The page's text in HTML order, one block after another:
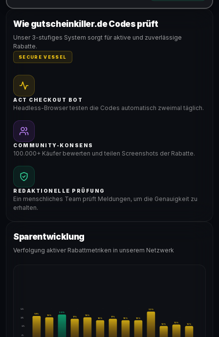
Gültig für teilnehmende Produkte
Wie gutscheinkiller.de Codes prüft
Unser 3-stufiges System sorgt für aktive und zuverlässige
Rabatte.
SECURE VESSEL
ACT CHECKOUT BOT
Headless-Browser testen die Codes automatisch zweimal täglich.
COMMUNITY-KONSENS
100.000+ Käufer bewerten und teilen Screenshots der Rabatte.
REDAKTIONELLE PRÜFUNG
Ein menschliches Team prüft Meldungen, um die Genauigkeit zu
erhalten.
Sparentwicklung
Verfolgung aktiver Rabattmetriken in unserem Netzwerk
24%
18%
12%
6%
19%
18%
20%
17%
18%
16%
17%
16% 16%
22%
12%
13%
12%